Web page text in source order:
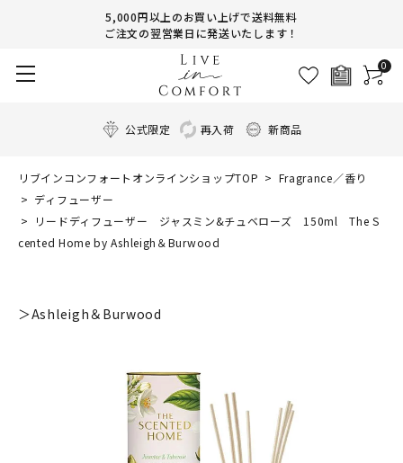
5,000円以上のお買い上げで送料無料
ご注文の翌営業日に発送いたします！
0
公式限定 再入荷 新商品
リブインコンフォートオンラインショップTOP
Fragrance／香り
ディフューザー
リードディフューザー ジャスミン&チュベローズ 150ml The S
cented Home by Ashleigh＆Burwood
＞Ashleigh＆Burwood